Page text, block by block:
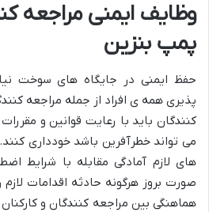
وظایف ایمنی مراجعه
پمپ بنزین
حفظ ایمنی در جایگاه های سوخت
پذیری همه ی افراد از جمله مراجعه
کنندگان باید با رعایت قوانین و
می تواند خطرآفرین باشد خودداری
های لازم آمادگی مقابله با شرایط
صورت بروز هرگونه حادثه اقدامات
هماهنگی بین مراجعه کنندگان و